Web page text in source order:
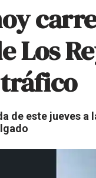
Los
de este jueves a